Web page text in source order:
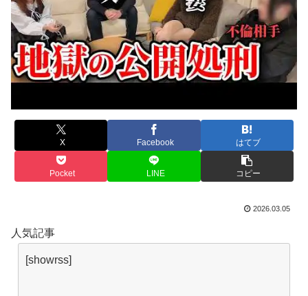
X Facebook はてブ
Pocket LINE コピー
2026.03.05
人気記事
[showrss]